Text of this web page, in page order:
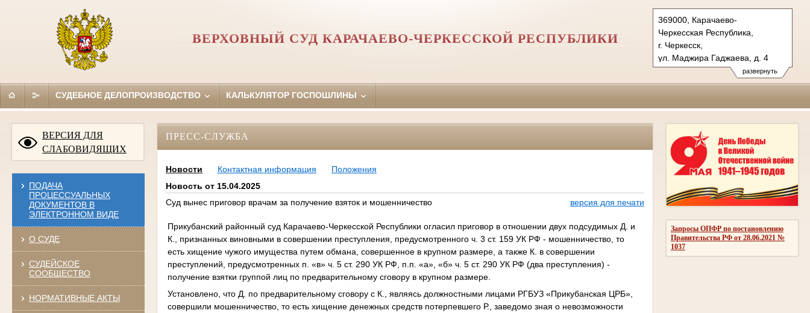
развернуть
369000, Карачаево-
Черкесская Республика,
г. Черкесск,
ул. Маджира Гаджаева, д. 4
Тел.: (8782) 22-06-35 (т/ф)
versudkchr@bk.ru
ВЕРХОВНЫЙ СУД КАРАЧАЕВО-ЧЕРКЕССКОЙ РЕСПУБЛИКИ
СУДЕБНОЕ ДЕЛОПРОИЗВОДСТВО КАЛЬКУЛЯТОР ГОСПОШЛИНЫ
ВЕРСИЯ ДЛЯ
СЛАБОВИДЯЩИХ
ПОДАЧА
ПРОЦЕССУАЛЬНЫХ
ДОКУМЕНТОВ В
ЭЛЕКТРОННОМ ВИДЕ
О СУДЕ
СУДЕЙСКОЕ
СООБЩЕСТВО
НОРМАТИВНЫЕ АКТЫ
Запросы ОПФР по постановлению
Правительства РФ от 28.06.2021 №
1037
ПРЕСС-СЛУЖБА
Новости Контактная информация
Положения
Новость от 15.04.2025
Суд вынес приговор врачам за получение взяток и мошенничество
версия для печати
Прикубанский районный суд Карачаево-Черкесской Республики огласил приговор в отношении двух подсудимых Д. и
К., признанных виновными в совершении преступления, предусмотренного ч. 3 ст. 159 УК РФ - мошенничество, то
есть хищение чужого имущества путем обмана, совершенное в крупном размере, а также К. в совершении
преступлений, предусмотренных п. «в» ч. 5 ст. 290 УК РФ, п.п. «а», «б» ч. 5 ст. 290 УК РФ (два преступления) -
получение взятки группой лиц по предварительному сговору в крупном размере.
Установлено, что Д. по предварительному сговору с К., являясь должностными лицами РГБУЗ «Прикубанская ЦРБ»,
совершили мошенничество, то есть хищение денежных средств потерпевшего Р., заведомо зная о невозможности